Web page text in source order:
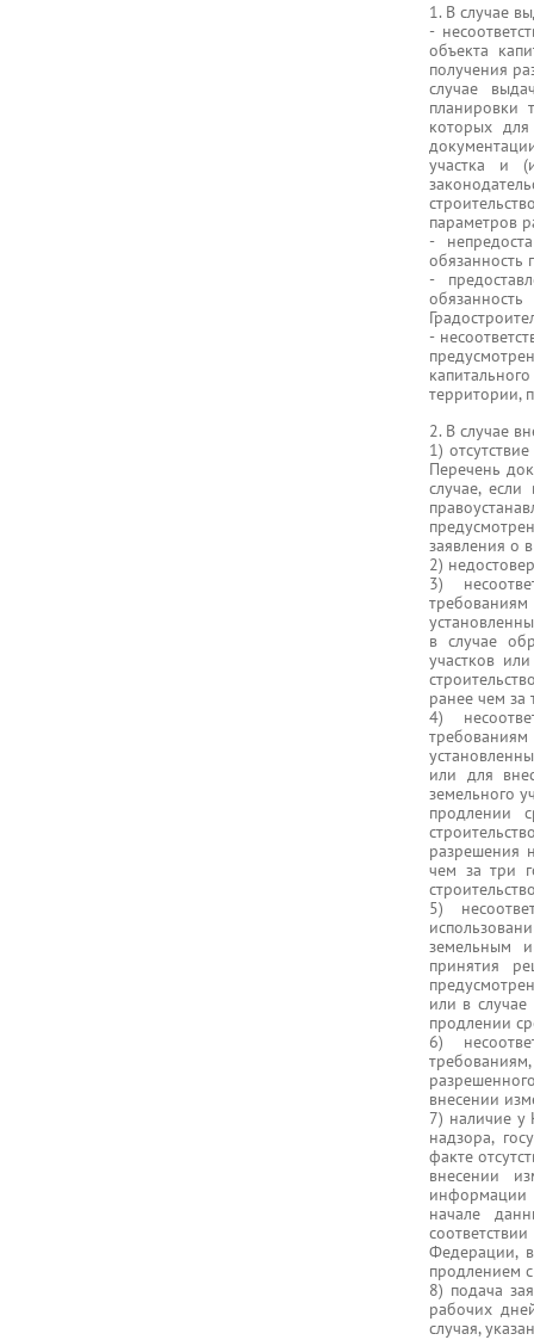
1. В случае
-
объекта
получения
случае
планировки
которых для
участка и
параметров
-
обязанность
-
-
территории,
2. В случае
1)
Перечень
случае,
заявления о
2)
3)
в случае
участков
ранее чем за
4)
или для
земельного
продлении
разрешения
чем за три
5)
земельным
принятия
или в
продлении
6)
внесении
7) наличие у
надзора,
факте
внесении
информации
начале
Федерации,
продлением
8) подача
рабочих
случая,